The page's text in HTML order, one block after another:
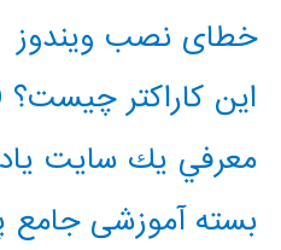
خطای نصب ویندوز
این کاراکتر چیست؟ 65279
معرفي يك سايت
بسته آموزشی